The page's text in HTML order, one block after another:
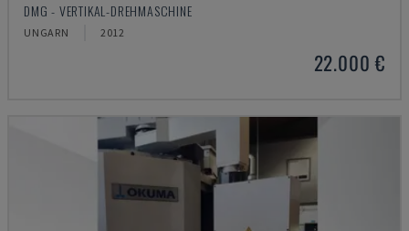
DMG - VERTIKAL-DREHMASCHINE
UNGARN 2012
22.000 €